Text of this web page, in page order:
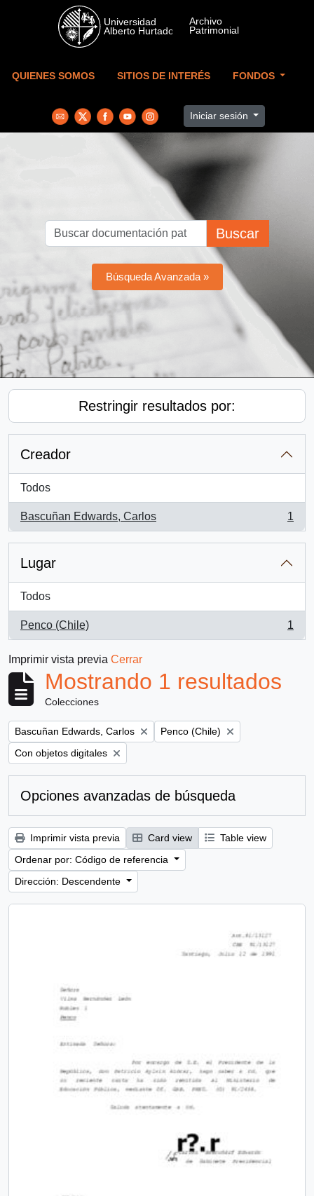
Skip to main content
QUIENES SOMOS SITIOS DE INTERÉS FONDOS
Iniciar sesión
Buscar
Búsqueda Avanzada »
Restringir resultados por:
Creador
Todos
Bascuñan Edwards, Carlos
, 1 resultados
1
Lugar
Todos
Penco (Chile)
, 1 resultados
1
Imprimir vista previa Cerrar
Mostrando 1 resultados
Colecciones
Remove filter:
Bascuñan Edwards, Carlos Remove filter:
Penco (Chile)
Remove filter:
Con objetos digitales
Opciones avanzadas de búsqueda
Imprimir vista previa Card view
Table view
Ordenar por: Código de referencia
Dirección: Descendente